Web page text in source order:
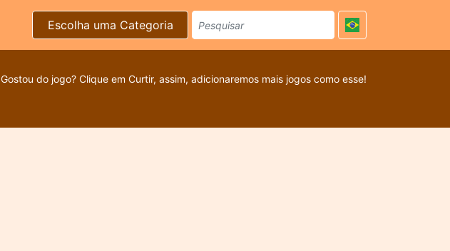
Escolha uma Categoria
Gostou do jogo? Clique em Curtir, assim, adicionaremos mais jogos como esse!